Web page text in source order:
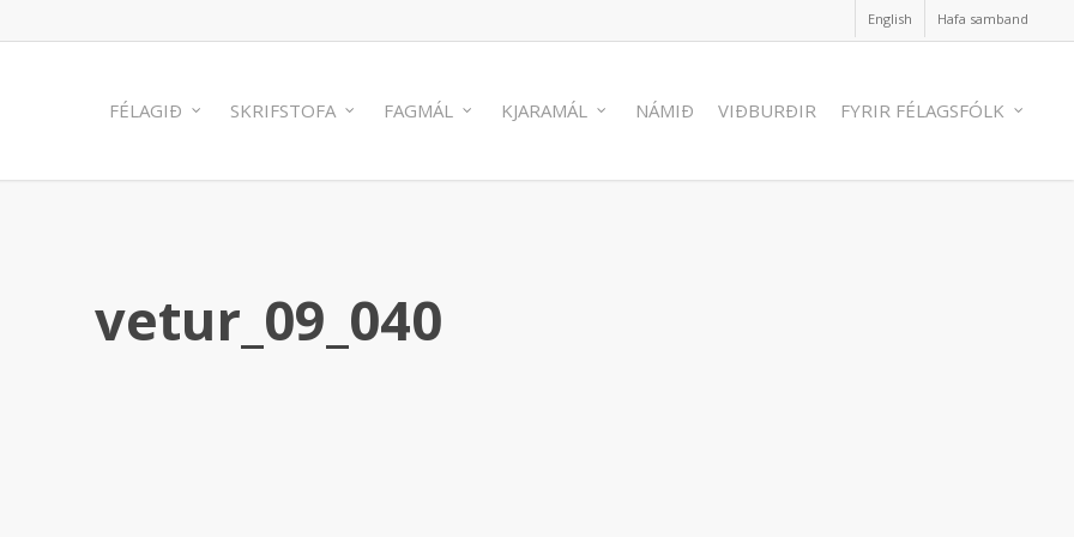
English Hafa samband
FÉLAGIÐ SKRIFSTOFA FAGMÁL KJARAMÁL NÁMIÐ VIÐBURÐIR FYRIR FÉLAGSFÓLK
vetur_09_040